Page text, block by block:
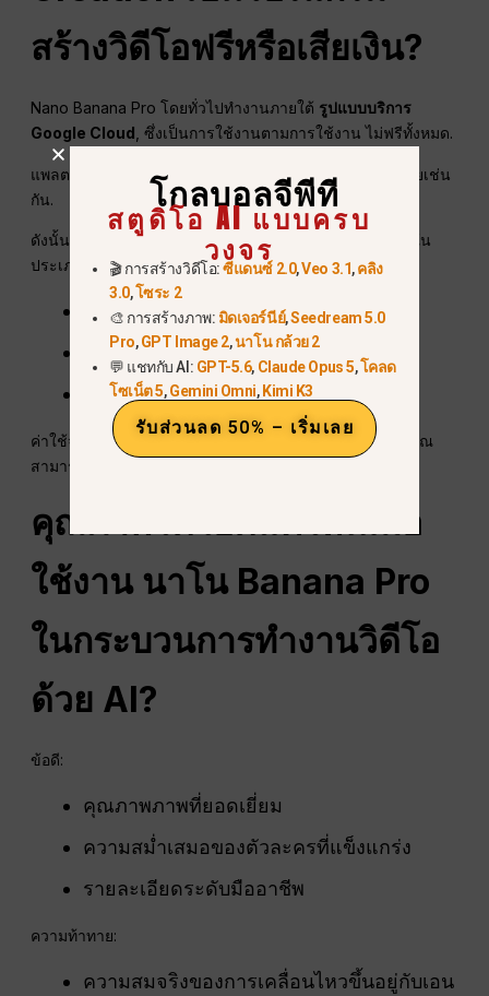
สร้างวิดีโอฟรีหรือเสียเงิน?
Nano Banana Pro โดยทั่วไปทำงานภายใต้ รูปแบบบริการ
Google Cloud , ซึ่งเป็นการใช้งานตามการใช้งาน ไม่ฟรีทั้งหมด.
แพลตฟอร์มการแปลงวิดีโอหลายแห่งก็เป็นแบบเสียค่าใช้จ่ายเช่น
กัน.
ดังนั้น การสร้างวิดีโอ Nano Banana Pro ทางอ้อมมักจะอยู่ใน
ประเภท:
แพ็กเกจฟรีพร้อมข้อจำกัด
การสมัครสมาชิกแบบชำระเงิน
ค่าใช้จ่าย GPU ตามการใช้งาน
ค่าใช้จ่ายขึ้นอยู่กับแพลตฟอร์มที่เลือก แต่ด้วย GlobalGPT คุณ
สามารถ
คุณภาพวิดีโอดีแค่ไหนเมื่อ
ใช้งาน นาโนBanana Pro
ในกระบวนการทำงานวิดีโอ
ด้วย AI?
ข้อดี:
คุณภาพภาพที่ยอดเยี่ยม
ความสม่ำเสมอของตัวละครที่แข็งแกร่ง
รายละเอียดระดับมืออาชีพ
ความท้าทาย:
ความสมจริงของการเคลื่อนไหวขึ้นอยู่กับเอน
โกลบอลจีพีที
สตูดิโอ AI แบบครบ
วงจร
🎬 การสร้างวิดีโอ:ซีแดนซ์ 2.0,Veo 3.1,คลิง
3.0,โซระ 2
🎨 การสร้างภาพ: มิดเจอร์นีย์,Seedream 5.0
Pro,GPT Image 2,นาโน กล้วย 2
💬 แชทกับ AI: GPT-5.6, Claude Opus 5,โคลด
โซเน็ต 5,Gemini Omni, Kimi K3
รับส่วนลด 50% – เริ่มเลย